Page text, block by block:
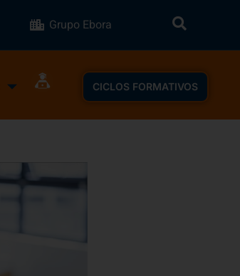
Grupo Ebora
CICLOS FORMATIVOS